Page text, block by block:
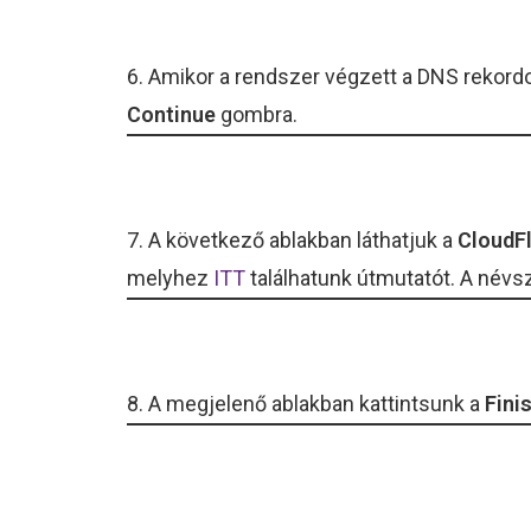
6. Amikor a rendszer végzett a DNS
Continue gombra.
7. A következő ablakban láthatjuk a
melyhez ITTtalálhatunk útmutatót. A
8. A megjelenő ablakban kattintsunk a